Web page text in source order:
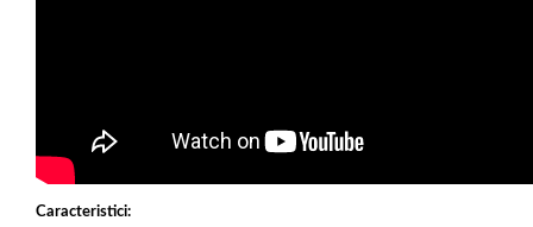
Caracteristici: